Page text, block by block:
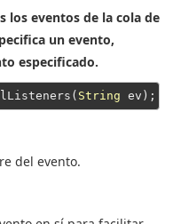
los eventos de la cola de
un evento,
especificado.
String
del evento.